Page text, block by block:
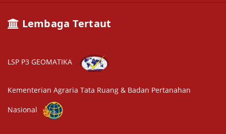
Lembaga Tertaut
LSP P3 GEOMATIKA
Kementerian Agraria Tata Ruang & Badan Pertanahan
Nasional